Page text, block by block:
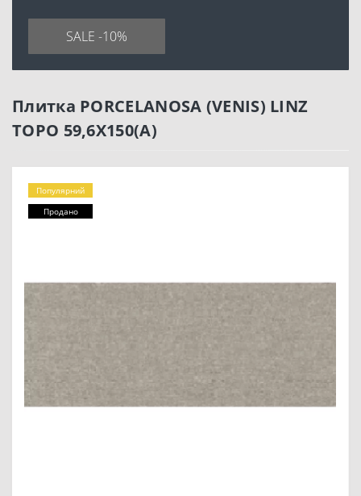
SALE -10%
Плитка PORCELANOSA (VENIS) LINZ
TOPO 59,6X150(A)
Популярний
Продано